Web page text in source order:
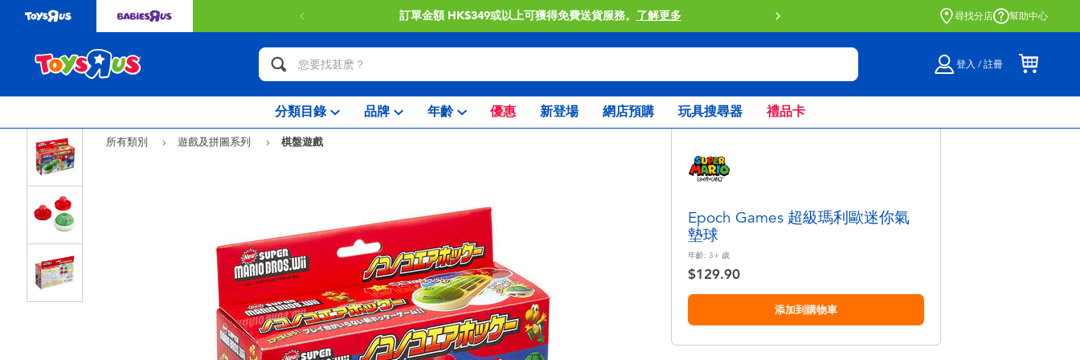
訂單金額 HK$349或以上可獲得免費送貨服務。 了解更多 門店自取服務 網上購買並在店內
尋找分店 幫助中心
登入 / 註冊
分類目錄 品牌 年齡 優惠 新登場 網店預購 玩具搜尋器 禮品卡
所有類別 遊戲及拼圖系列 棋盤遊戲
Epoch Games 超級瑪利歐迷你氣
墊球
年齡: 3+ 歲
$129.90
添加到購物車